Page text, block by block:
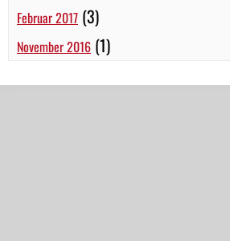
Februar 2017 (3)
November 2016 (1)